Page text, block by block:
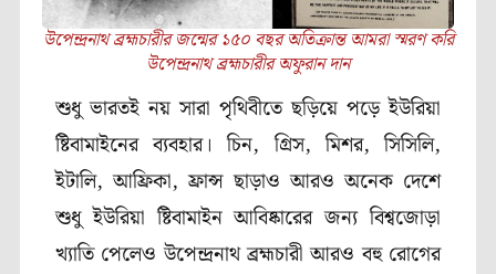
উপেন্দ্রনাথ ব্রহ্মচারীর জন্মের ১৫০ বছর অতিক্রান্ত আমরা স্মরণ করি
উপেন্দ্রনাথ ব্রহ্মচারীর অফুরান দান
শুধু ভারতই নয় সারা পৃথিবীতে ছড়িয়ে পড়ে ইউরিয়া
ষ্টিবামাইনের ব্যবহার। চিন, গ্রিস, মিশর, সিসিলি,
ইটালি, আফ্রিকা, ফ্রান্স ছাড়াও আরও অনেক দেশে
শুধু ইউরিয়া ষ্টিবামাইন আবিষ্কারের জন্য বিশ্বজোড়া
খ্যাতি পেলেও উপেন্দ্রনাথ ব্রহ্মচারী আরও বহু রোগের